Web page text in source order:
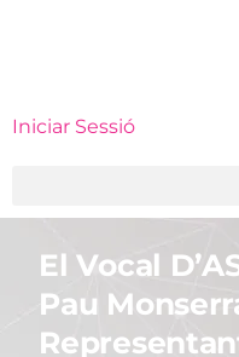
Iniciar Sessió
El Vocal
Pau